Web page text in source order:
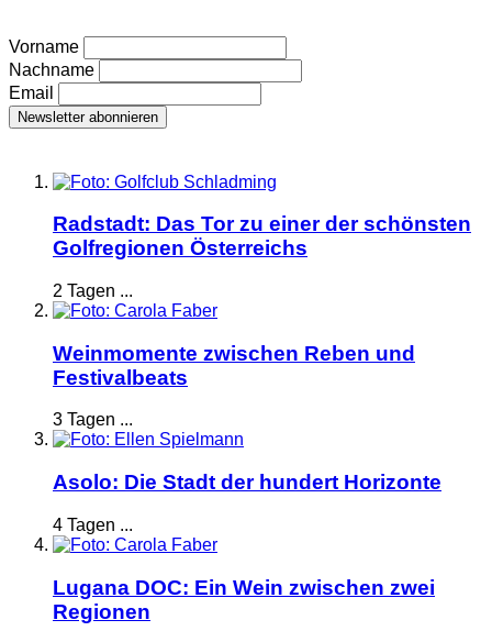
Vorname
Nachname
Email
Radstadt: Das Tor zu einer der schönsten
Golfregionen Österreichs
2 Tagen ...
Weinmomente zwischen Reben und
Festivalbeats
3 Tagen ...
Asolo: Die Stadt der hundert Horizonte
4 Tagen ...
Lugana DOC: Ein Wein zwischen zwei
Regionen